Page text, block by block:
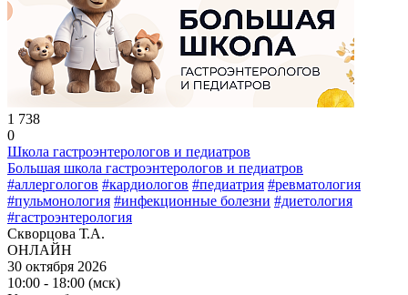
1 738
0
Школа гастроэнтерологов и педиатров
Большая школа гастроэнтерологов и педиатров
#аллергологов #кардиологов #педиатрия #ревматология
#пульмонология #инфекционные болезни #диетология
#гастроэнтерология
Скворцова Т.А.
ОНЛАЙН
30 октября 2026
10:00 - 18:00 (мск)